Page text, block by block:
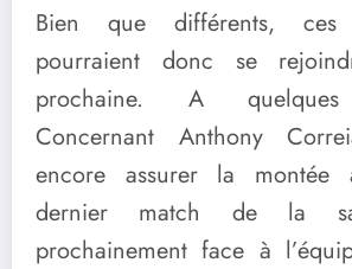
Bien que différents,
pourraient donc se
prochaine. A quelques
Concernant Anthony
encore assurer la
dernier match de la
prochainement face à